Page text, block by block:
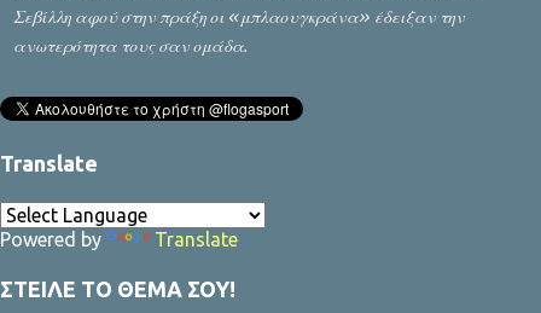
Σεβίλλη αφού στην πράξη οι «μπλαουγκράνα» έδειξαν την
ανωτερότητα τους σαν ομάδα.
Translate
Powered by Translate
ΣΤΕΙΛΕ ΤΟ ΘΕΜΑ ΣΟΥ!